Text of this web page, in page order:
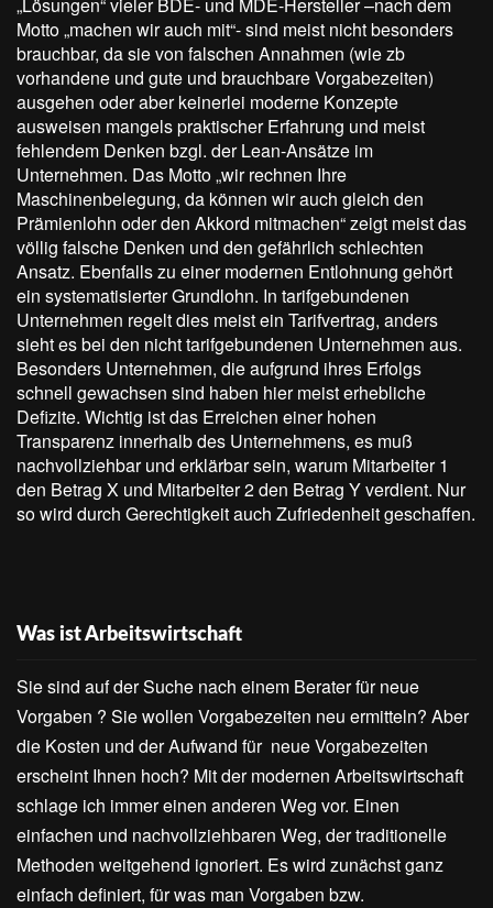
Motto „machen wir auch mit“- sind meist nicht besonders
brauchbar, da sie von falschen Annahmen (wie zb
vorhandene und gute und brauchbare Vorgabezeiten)
ausgehen oder aber keinerlei moderne Konzepte
ausweisen mangels praktischer Erfahrung und meist
fehlendem Denken bzgl. der Lean-Ansätze im
Unternehmen. Das Motto „wir rechnen Ihre
Maschinenbelegung, da können wir auch gleich den
Prämienlohn oder den Akkord mitmachen“ zeigt meist das
völlig falsche Denken und den gefährlich schlechten
Ansatz. Ebenfalls zu einer modernen Entlohnung gehört
ein systematisierter Grundlohn. In tarifgebundenen
Unternehmen regelt dies meist ein Tarifvertrag, anders
sieht es bei den nicht tarifgebundenen Unternehmen aus.
Besonders Unternehmen, die aufgrund ihres Erfolgs
schnell gewachsen sind haben hier meist erhebliche
Defizite. Wichtig ist das Erreichen einer hohen
Transparenz innerhalb des Unternehmens, es muß
nachvollziehbar und erklärbar sein, warum Mitarbeiter 1
den Betrag X und Mitarbeiter 2 den Betrag Y verdient. Nur
so wird durch Gerechtigkeit auch Zufriedenheit geschaffen.
Was ist Arbeitswirtschaft
Sie sind auf der Suche nach einem Berater für neue
Vorgaben ? Sie wollen Vorgabezeiten neu ermitteln? Aber
die Kosten und der Aufwand für neue Vorgabezeiten
erscheint Ihnen hoch? Mit der modernen Arbeitswirtschaft
schlage ich immer einen anderen Weg vor. Einen
einfachen und nachvollziehbaren Weg, der traditionelle
Methoden weitgehend ignoriert. Es wird zunächst ganz
einfach definiert, für was man Vorgaben bzw.